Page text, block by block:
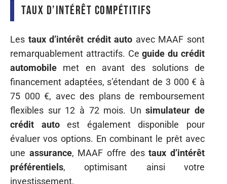
Taux d’intérêt compétitifs
Les taux d’intérêt crédit auto avec MAAF sont
remarquablement attractifs. Ceguide du crédit
automobile met en avant des solutions de
financement adaptées, s’étendant de 3 000 € à
75 000 €, avec des plans de remboursement
flexibles sur 12 à 72 mois. Unsimulateur de
crédit autoest également disponible pour
évaluer vos options. En combinant le prêt avec
une assurance, MAAF offre destaux d’intérêt
préférentiels, optimisant ainsi votre
investissement.